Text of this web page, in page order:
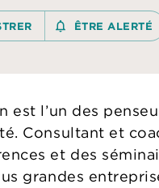
ÊTRE ALERTÉ
est l’un des
Consultant et
et des
grandes